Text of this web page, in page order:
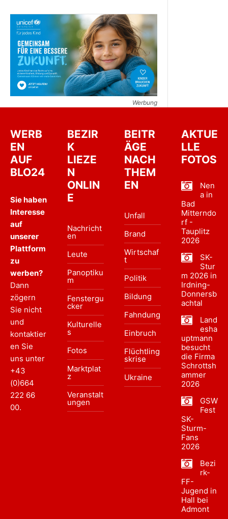
Werbung
WERB
EN
AUF
BLO24
Sie haben
Interesse
auf
unserer
Plattform
zu
werben?
Dann
zögern
Sie nicht
und
kontaktier
en Sie
uns unter
+43
(0)664
222 66
00.
BEZIR
K
LIEZE
N
ONLIN
E
Nachricht
en
Leute
Panoptiku
m
Fenstergu
cker
Kulturelle
s
Fotos
Marktplat
z
Veranstalt
ungen
BEITR
ÄGE
NACH
THEM
EN
Unfall
Brand
Wirtschaf
t
Politik
Bildung
Fahndung
Einbruch
Flüchtling
skrise
Ukraine
AKTUE
LLE
FOTOS
Nen
a in
Bad
Mitterndo
rf -
Tauplitz
2026
SK-
Stur
m 2026 in
Irdning-
Donnersb
achtal
Land
esha
uptmann
besucht
die Firma
Schrottsh
ammer
2026
GSW
Fest
SK-
Sturm-
Fans
2026
Bezi
rk-
FF-
Jugend in
Hall bei
Admont